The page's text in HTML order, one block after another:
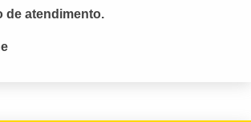
de atendimento.